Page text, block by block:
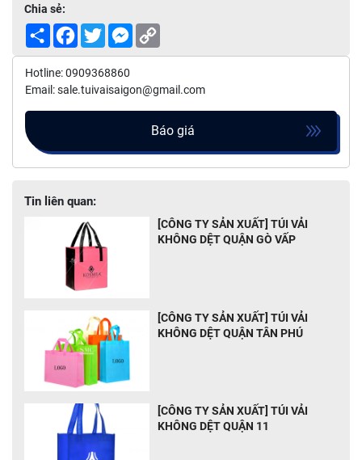
Chia sẻ:
Share Facebook
TwitterMessenger
Hotline: 0909368860
Email: sale.tuivaisaigon@gmail.com
Báo giá
Tin liên quan:
[CÔNG TY SẢN XUẤT] TÚI VẢI
KHÔNG DỆT QUẬN GÒ VẤP
[CÔNG TY SẢN XUẤT] TÚI VẢI
KHÔNG DỆT QUẬN TÂN PHÚ
[CÔNG TY SẢN XUẤT] TÚI VẢI
KHÔNG DỆT QUẬN 11